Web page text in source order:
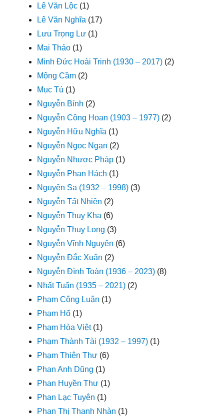
Lê Văn Lộc (1)
Lê Văn Nghĩa (17)
Lưu Trọng Lư (1)
Mai Thảo (1)
Minh Đức Hoài Trinh (1930 – 2017) (2)
Mộng Cầm (2)
Mục Tú (1)
Nguyễn Bính (2)
Nguyễn Công Hoan (1903 – 1977) (2)
Nguyễn Hữu Nghĩa (1)
Nguyễn Ngọc Ngạn (2)
Nguyễn Nhược Pháp (1)
Nguyễn Phan Hách (1)
Nguyên Sa (1932 – 1998) (3)
Nguyễn Tất Nhiên (2)
Nguyễn Thụy Kha (6)
Nguyễn Thụy Long (3)
Nguyễn Vĩnh Nguyên (6)
Nguyễn Đắc Xuân (2)
Nguyễn Đình Toàn (1936 – 2023) (8)
Nhất Tuấn (1935 – 2021) (2)
Phạm Công Luận (1)
Phạm Hổ (1)
Phạm Hòa Việt(1)
Phạm Thành Tài (1932 – 1997) (1)
Phạm Thiên Thư (6)
Phan Anh Dũng (1)
Phan Huyền Thư (1)
Phan Lạc Tuyên (1)
Phan Thị Thanh Nhàn (1)